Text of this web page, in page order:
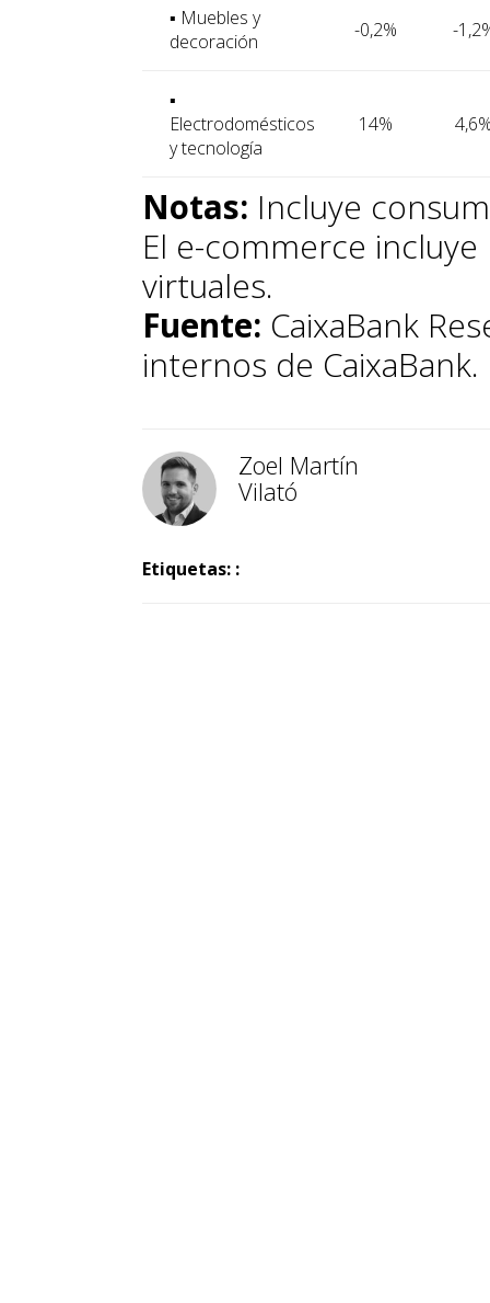
▪ Muebles y
decoración
-0,2% -
▪
Electrodomésticos
y tecnología
14%
Notas: Incluye
El e-commerce incluye
virtuales.
Fuente: CaixaBank
internos de CaixaBank.
Zoel Martín
Vilató
Etiquetas: